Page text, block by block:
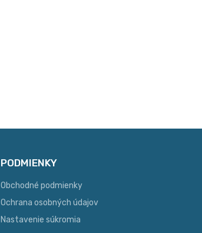
PODMIENKY
Obchodné podmienky
Ochrana osobných údajov
Nastavenie súkromia